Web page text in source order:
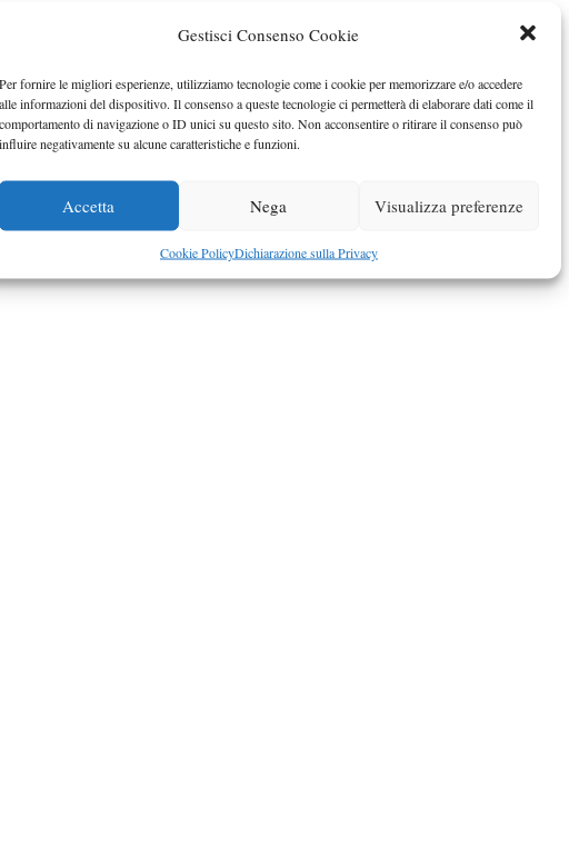
Gestisci Consenso Cookie
Per fornire le migliori esperienze, utilizziamo tecnologie come i cookie per memorizzare e/o accedere
alle informazioni del dispositivo. Il consenso a queste tecnologie ci permetterà di elaborare dati come il
comportamento di navigazione o ID unici su questo sito. Non acconsentire o ritirare il consenso può
influire negativamente su alcune caratteristiche e funzioni.
Accetta Nega Visualizza preferenze
Cookie PolicyDichiarazione sulla Privacy